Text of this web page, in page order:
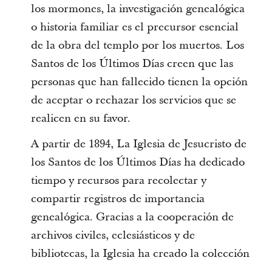
los mormones, la investigación genealógica
o historia familiar es el precursor esencial
de la obra del templo por los muertos. Los
Santos de los Últimos Días creen que las
personas que han fallecido tienen la opción
de aceptar o rechazar los servicios que se
realicen en su favor.
A partir de 1894, La Iglesia de Jesucristo de
los Santos de los Últimos Días ha dedicado
tiempo y recursos para recolectar y
compartir registros de importancia
genealógica. Gracias a la cooperación de
archivos civiles, eclesiásticos y de
bibliotecas, la Iglesia ha creado la colección